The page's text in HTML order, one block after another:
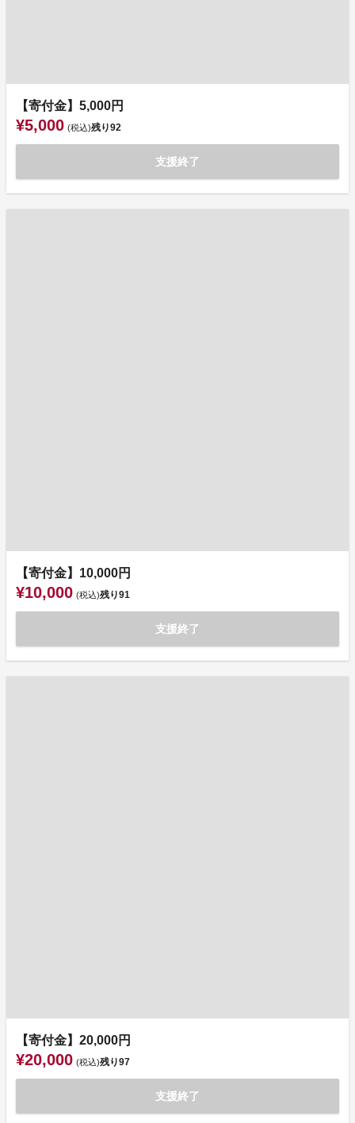
【寄付金】5,000円
¥5,000 (税込)残り92
支援終了
【寄付金】10,000円
¥10,000 (税込)残り91
支援終了
【寄付金】20,000円
¥20,000 (税込)残り97
支援終了